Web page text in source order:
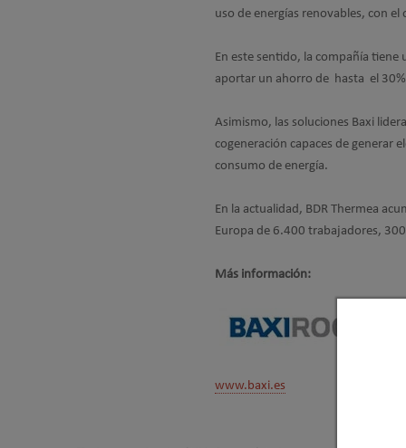
uso de energías renovables, con
En este sentido, la compañía tiene
aportar un ahorro de hasta el
Asimismo, las soluciones Baxi
cogeneración capaces de generar
consumo de energía.
En la actualidad, BDR Thermea
Europa de 6.400 trabajadores,
Más información:
www.baxi.es